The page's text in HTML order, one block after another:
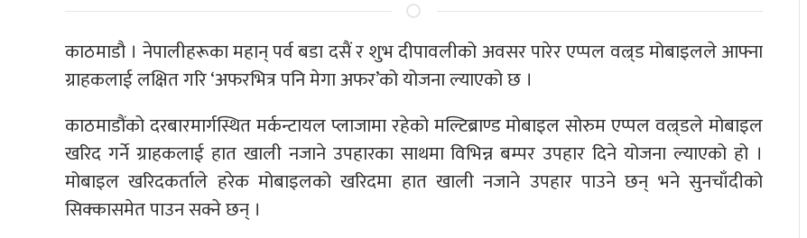
काठमाडौ । नेपालीहरूका महान् पर्व बडा दसैं र शुभ दीपावलीको अवसर पारेर एप्पल वल्र्ड मोबाइलले आफ्ना
ग्राहकलाई लक्षित गरि ‘अफरभित्र पनि मेगा अफर’को योजना ल्याएको छ ।
काठमाडौंको दरबारमार्गस्थित मर्कन्टायल प्लाजामा रहेको मल्टिब्राण्ड मोबाइल सोरुम एप्पल वल्र्डले मोबाइल
खरिद गर्ने ग्राहकलाई हात खाली नजाने उपहारका साथमा विभिन्न बम्पर उपहार दिने योजना ल्याएको हो ।
मोबाइल खरिदकर्ताले हरेक मोबाइलको खरिदमा हात खाली नजाने उपहार पाउने छन् भने सुनचाँदीको
सिक्कासमेत पाउन सक्ने छन् ।